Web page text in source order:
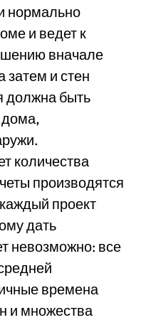
нормально
и ведет к
вначале
затем и стен
должна быть
дома,
количества
производятся
проект
дать
невозможно: все
времена
и множества